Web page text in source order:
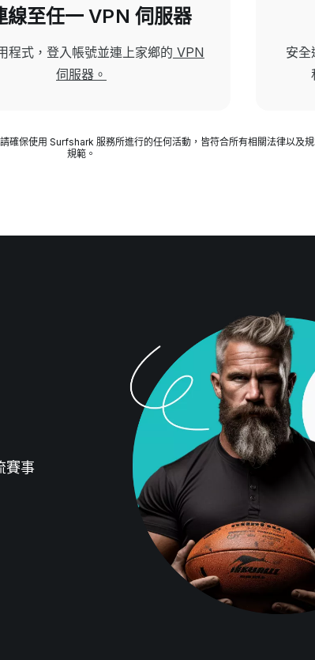
線至任一 VPN 伺服器
程式，登入帳號並連上家鄉的 VPN
伺服器。
安全
確保使用 Surfshark 服務所進行的任何活動，皆符合所有相關法律以及
規範。
賽事